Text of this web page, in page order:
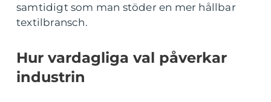
samtidigt som man stöder en mer hållbar
textilbransch.
Hur vardagliga val påverkar
industrin